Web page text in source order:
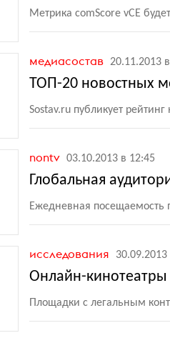
Метрика comScore vCE
медиасостав 20.11.2013
ТОП-20 новостных
Sostav.ru публикует
nontv 03.10.2013 в 12:45
Глобальная
Ежедневная посещаемость
исследования 30.09.2013
Онлайн-кинотеатры
Площадки с легальным